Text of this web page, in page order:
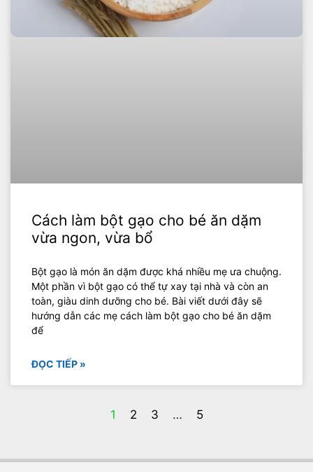
Cách làm bột gạo cho bé ăn dặm
vừa ngon, vừa bổ
Bột gạo là món ăn dặm được khá nhiều mẹ ưa chuộng.
Một phần vì bột gạo có thể tự xay tại nhà và còn an
toàn, giàu dinh dưỡng cho bé. Bài viết dưới đây sẽ
hướng dẫn các mẹ cách làm bột gạo cho bé ăn dặm
để
ĐỌC TIẾP »
1 2 3 … 5